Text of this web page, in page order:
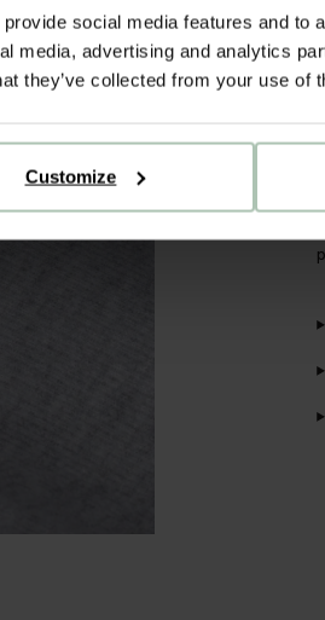
social media features and to
media, advertising and analytics
they’ve collected from your use of
Customize